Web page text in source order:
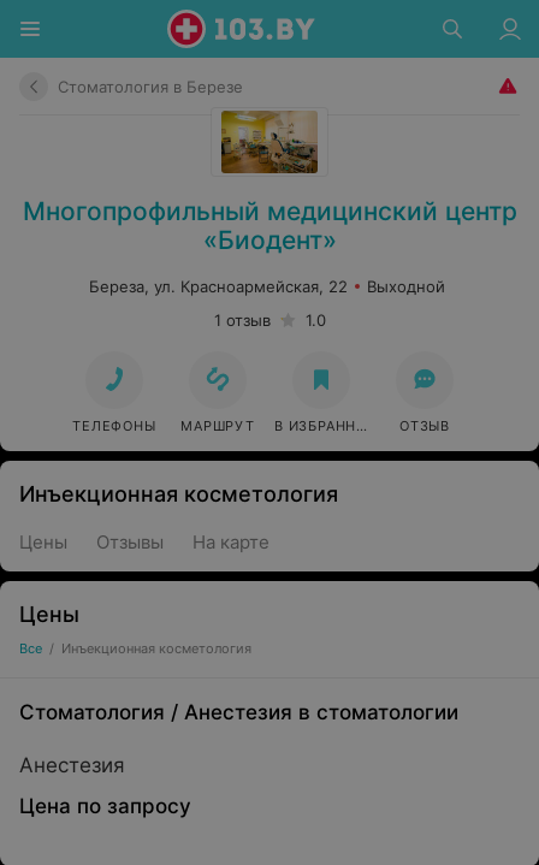
Стоматология в Березе
Многопрофильный медицинский центр
«Биодент»
Береза, ул. Красноармейская, 22
Выходной
1 отзыв
1.0
ТЕЛЕФОНЫ МАРШРУТ В ИЗБРАННОЕ ОТЗЫВ
Инъекционная косметология
Цены Отзывы На карте
Цены
Все / Инъекционная косметология
Стоматология / Анестезия в стоматологии
Анестезия
Цена по запросу